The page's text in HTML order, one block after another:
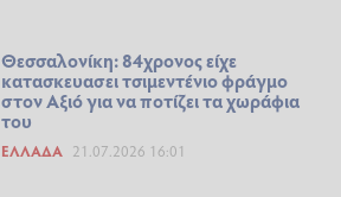
Θεσσαλονίκη: 84χρονος είχε
κατασκευασει τσιμεντένιο φράγμο
στον Αξιό για να ποτίζει τα χωράφια
του
ΕΛΛΆΔΑ 21.07.2026 16:01